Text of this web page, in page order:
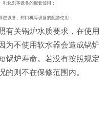
化剂等设备的配套使用；
设备、封口机等设备的配套使用；
有关锅炉水质要求，在使用
为不使用软水器会造成锅炉
锅炉寿命。若没有按照规定
的则不在保修范围内。